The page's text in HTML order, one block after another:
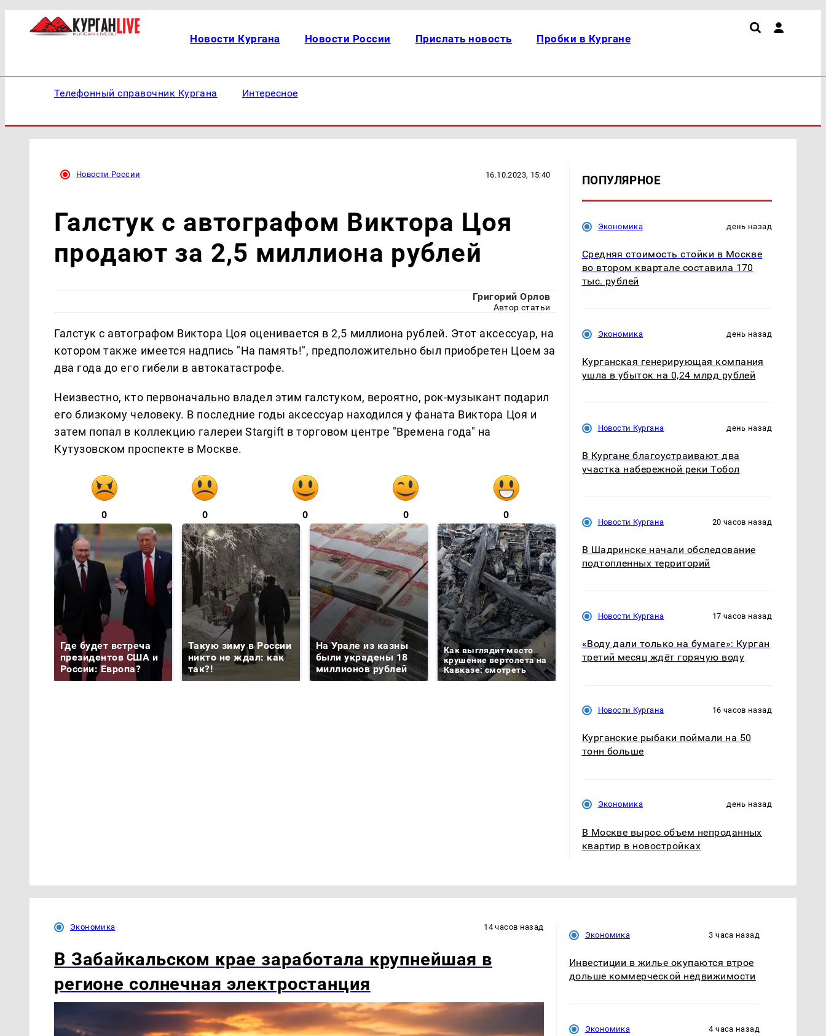
Новости Кургана Новости России Прислать новость Пробки в Кургане
Телефонный справочник Кургана Интересное
Новости России 16.10.2023, 15:40
Галстук с автографом Виктора Цоя
продают за 2,5 миллиона рублей
Григорий Орлов
Автор статьи
Галстук с автографом Виктора Цоя оценивается в 2,5 миллиона рублей. Этот аксессуар, на
котором также имеется надпись "На память!", предположительно был приобретен Цоем за
два года до его гибели в автокатастрофе.
Неизвестно, кто первоначально владел этим галстуком, вероятно, рок-музыкант подарил
его близкому человеку. В последние годы аксессуар находился у фаната Виктора Цоя и
затем попал в коллекцию галереи Stargift в торговом центре "Времена года" на
Кутузовском проспекте в Москве.
0 0 0 0 0
Где будет встреча
президентов США и
России: Европа?
Такую зиму в России
никто не ждал: как
так?!
На Урале из казны
были украдены 18
миллионов рублей
Как выглядит место
крушение вертолета на
Кавказе: смотреть
Не ешьте эту
готовую еду из
В ОАЭ произошло
жестокое убийство
ПОПУЛЯРНОЕ
Экономика день назад
Средняя стоимость стойки в Москве
во втором квартале составила 170
тыс. рублей
Экономика день назад
Курганская генерирующая компания
ушла в убыток на 0,24 млрд рублей
Новости Кургана день назад
В Кургане благоустраивают два
участка набережной реки Тобол
Новости Кургана 20 часов назад
В Шадринске начали обследование
подтопленных территорий
Новости Кургана 17 часов назад
«Воду дали только на бумаге»: Курган
третий месяц ждёт горячую воду
Новости Кургана 16 часов назад
Курганские рыбаки поймали на 50
тонн больше
Экономика день назад
В Москве вырос объем непроданных
квартир в новостройках
Экономика 14 часов назад
В Забайкальском крае заработала крупнейшая в
регионе солнечная электростанция
Экономика 3 часа назад
Инвестиции в жилье окупаются втрое
дольше коммерческой недвижимости
Экономика 4 часа назад